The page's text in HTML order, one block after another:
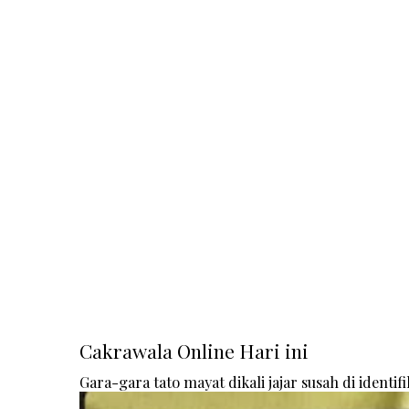
Cakrawala Online Hari ini
Gara-gara tato mayat dikali jajar susah di